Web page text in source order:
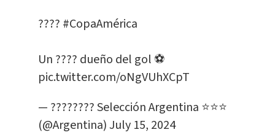
???? #CopaAmérica
Un ???? dueño del gol ⚽
pic.twitter.com/oNgVUhXCpT
— ???????? Selección Argentina ⭐⭐⭐
(@Argentina)July 15, 2024